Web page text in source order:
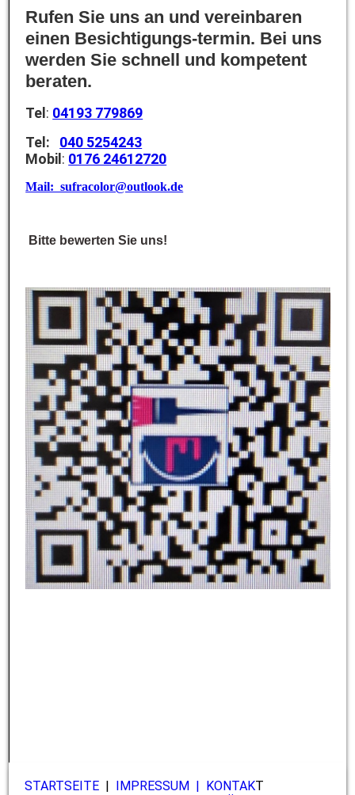
Rufen Sie uns an und vereinbaren
einen Besichtigungs-termin. Bei uns
werden Sie schnell und kompetent
beraten.
Tel : 04193 779869
Tel: 040 5254243
Mobil : 0176 24612720
Mail: sufracolor@outlook.de
Bitte bewerten Sie uns!
STARTSEITE | IMPRESSUM | KONTAKT